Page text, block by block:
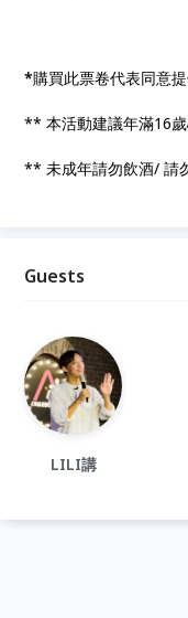
*購買此票卷代表同意
** 本活動建議年滿16
** 未成年請勿飲酒/ 請
Guests
LILI講